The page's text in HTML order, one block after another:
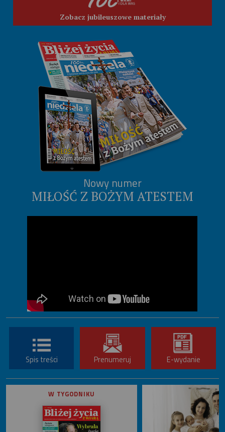
Zobacz jubileuszowe materiały
Nowy numer
MIŁOŚĆ Z BOŻYM ATESTEM
Spis treści Prenumeruj E-wydanie
W TYGODNIKU